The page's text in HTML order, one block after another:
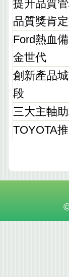
提升品質
品質獎肯定
Ford熱血
金世代
創新產品
段
三大主軸
TOYOTA